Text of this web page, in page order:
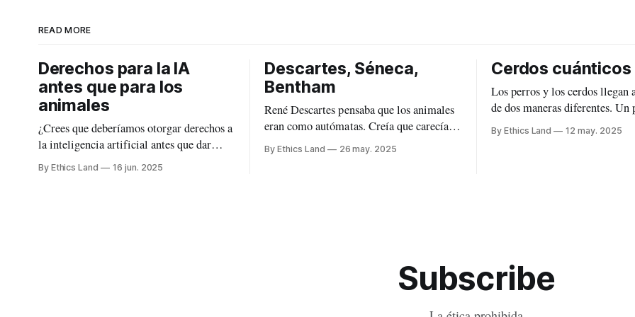
READ MORE
Derechos para la IA
antes que para los
animales
¿Crees que deberíamos otorgar derechos a
la inteligencia artificial antes que dar
derechos a los animales no humanos? Esa
es una pregunta hilarante que considero
By Ethics Land 16 jun. 2025
Descartes, Séneca,
Bentham
René Descartes pensaba que los animales
eran como autómatas. Creía que carecían
de alma, a diferencia de los humanos que
sí la tenían. Bueno, ¿no es la IA un
By Ethics Land 26 may. 2025
Cerdos cuánticos
Los perros y los cerdos llegan
de dos maneras diferentes. Un perro llega
a una playa. Un cerdo llega a
playas a la vez, o en diferentes
By Ethics Land 12 may. 2025
Subscribe